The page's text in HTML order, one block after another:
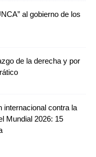
al gobierno de los
de la derecha y por
internacional contra la
Mundial 2026: 15